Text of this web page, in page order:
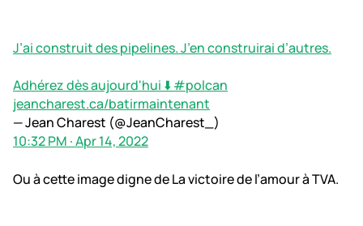
J’ai construit des pipelines. J’en construirai d’autres.
Adhérez dès aujourd'hui ⬇️#polcan
jeancharest.ca/batirmaintenant
— Jean Charest (@JeanCharest_)
10:32 PM ∙ Apr 14, 2022
Ou à cette image digne de La victoire de l’amour à TVA.